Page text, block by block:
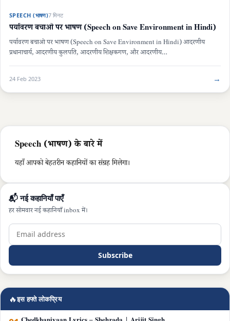
SPEECH (भाषण)7 मिनट
पर्यावरण बचाओ पर भाषण (Speech on Save Environment in Hindi)
पर्यावरण बचाओ पर भाषण (Speech on Save Environment in Hindi) आदरणीय
प्रधानाचार्य, आदरणीय कुलपति, आदरणीय शिक्षकगण, और आदरणीय…
24 Feb 2023 →
Speech (भाषण) के बारे में
यहाँ आपको बेहतरीन कहानियों का संग्रह मिलेगा।
📬 नई कहानियाँ पाएँ
हर सोमवार नई कहानियाँ inbox में।
Subscribe
🔥इस हफ्ते लोकप्रिय